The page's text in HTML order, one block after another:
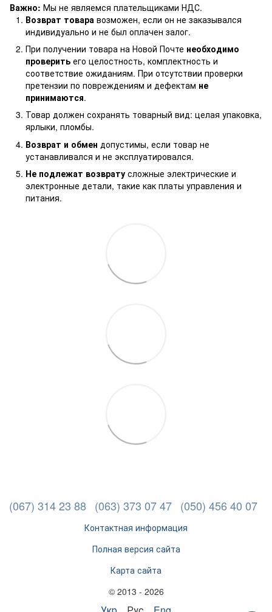
Важно: Мы не являемся плательщиками НДС.
Возврат товара возможен, если он не заказывался
индивидуально и не был оплачен залог.
При получении товара на Новой Почте необходимо
проверить его целостность, комплектность и
соответствие ожиданиям. При отсутствии проверки
претензии по повреждениям и дефектам не
принимаются.
Товар должен сохранять товарный вид: целая упаковка,
ярлыки, пломбы.
Возврат и обмен допустимы, если товар не
устанавливался и не эксплуатировался.
Не подлежат возврату сложные электрические и
электронные детали, такие как платы управления и
питания.
(067) 314 23 88 (063) 373 07 47 (050) 456 40 07
Контактная информация
Полная версия сайта
Карта сайта
© 2013 - 2026